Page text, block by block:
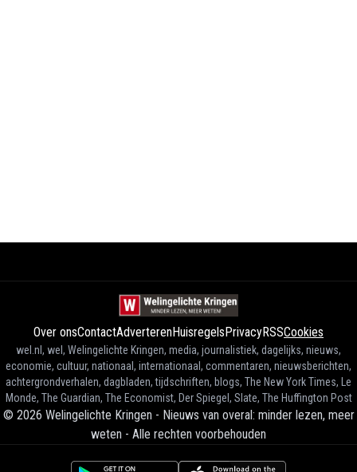
Over onsContactAdverterenHuisregelsPrivacyRSSCookies
wel.nl, wel, Welingelichte Kringen, media, journalistiek, dagelijks, nieuws,
economie, cultuur, nationaal, internationaal, commentaren, nieuwsberichten,
achtergrondverhalen, dagbladen, tijdschriften, blogs, The New York Times, Le
Monde, The Guardian, The Economist, Der Spiegel, Slate, The Huffington Post
© 2026 Welingelichte Kringen - Nieuws van overal: minder lezen, meer
weten - Alle rechten voorbehouden